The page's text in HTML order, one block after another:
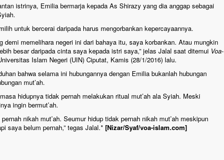
istrinya, Emilia bermarja kepada As Shirazy yang dia anggap sebagai
untuk bercerai daripada harus mengorbankan kepercayaannya.
demi memelihara negeri ini dari bahaya itu, saya korbankan. Atau mungkin
besar daripada cinta saya kepada istri saya,” jelas Jalal saat ditemui Voa-
Islam Negeri (UIN) Ciputat, Kamis (28/1/2016) lalu.
bahwa selama ini hubungannya dengan Emilia bukanlah hubungan
mut’ah.
hidupnya tidak pernah melakukan ritual mut’ah ala Syiah. Meski
ingin bermut’ah.
nikah mut’ah. Seumur hidup tidak pernah nikah mut’ah meskipun
saya belum pernah,” tegas Jalal.* [Nizar/Syaf/voa-islam.com]